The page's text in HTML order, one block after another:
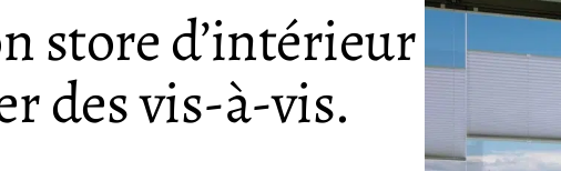
store d’intérieur
des vis-à-vis.